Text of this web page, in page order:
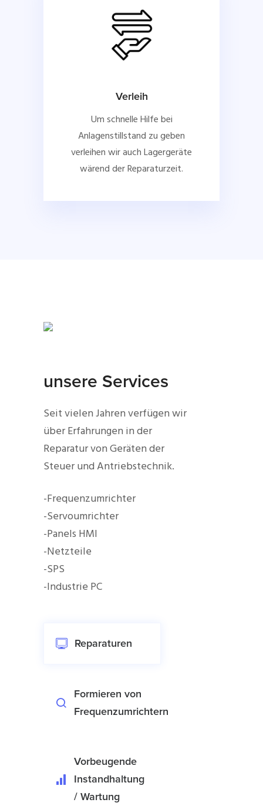
Verleih
Um schnelle Hilfe bei
Anlagenstillstand zu geben
verleihen wir auch Lagergeräte
wärend der Reparaturzeit.
unsere Services
Seit vielen Jahren verfügen wir
über Erfahrungen in der
Reparatur von Geräten der
Steuer und Antriebstechnik.
-Frequenzumrichter
-Servoumrichter
-Panels HMI
-Netzteile
-SPS
-Industrie PC
Reparaturen
Formieren von
Frequenzumrichtern
Vorbeugende
Instandhaltung
/ Wartung